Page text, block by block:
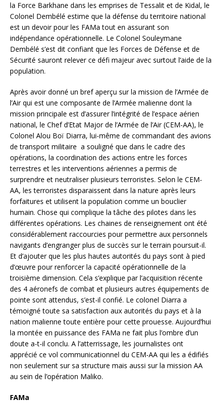
la Force Barkhane dans les emprises de Tessalit et de Kidal, le
Colonel Dembélé estime que la défense du territoire national
est un devoir pour les FAMa tout en assurant son
indépendance opérationnelle. Le Colonel Souleymane
Dembélé s’est dit confiant que les Forces de Défense et de
Sécurité sauront relever ce défi majeur avec surtout l’aide de la
population.
Après avoir donné un bref aperçu sur la mission de l’Armée de
l’Air qui est une composante de l’Armée malienne dont la
mission principale est d’assurer l’intégrité de l’espace aérien
national, le Chef d’Etat Major de l’Armée de l’Air (CEM-AA), le
Colonel Alou Boï Diarra, lui-même de commandant des avions
de transport militaire a souligné que dans le cadre des
opérations, la coordination des actions entre les forces
terrestres et les interventions aériennes a permis de
surprendre et neutraliser plusieurs terroristes. Selon le CEM-
AA, les terroristes disparaissent dans la nature après leurs
forfaitures et utilisent la population comme un bouclier
humain. Chose qui complique la tâche des pilotes dans les
différentes opérations. Les chaines de renseignement ont été
considérablement raccourcies pour permettre aux personnels
navigants d’engranger plus de succès sur le terrain poursuit-il.
Et d’ajouter que les plus hautes autorités du pays sont à pied
d’œuvre pour renforcer la capacité opérationnelle de la
troisième dimension. Cela s’explique par l’acquisition récente
des 4 aéronefs de combat et plusieurs autres équipements de
pointe sont attendus, s’est-il confié. Le colonel Diarra a
témoigné toute sa satisfaction aux autorités du pays et à la
nation malienne toute entière pour cette prouesse. Aujourd’hui
la montée en puissance des FAMa ne fait plus l’ombre d’un
doute a-t-il conclu. A l’atterrissage, les journalistes ont
apprécié ce vol communicationnel du CEM-AA qui les a édifiés
non seulement sur sa structure mais aussi sur la mission AA
au sein de l’opération Maliko.
FAMa